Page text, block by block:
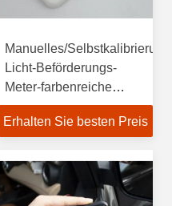
Manuelles/
Licht-Beförderungs-
Meter-farbenreiche
Anzeige
Erhalten Sie besten Preis